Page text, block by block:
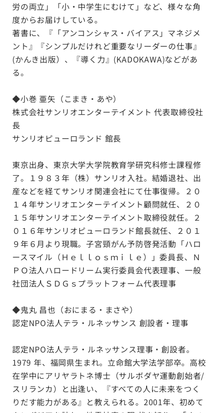
労の両立」「小・中学生にむけて」など、様々な角
度からお届けしている。
著書に、『「アンコンシャス・バイアス」マネジメ
ント』『シンプルだけれど重要なリーダーの仕事』
(かんき出版）、『導く力』(KADOKAWA)などがあ
る。
◆小巻 亜矢（こまき・あや）
株式会社サンリオエンターテイメント 代表取締役社
長
サンリオピューロランド 館長
東京出身、東京大学大学院教育学研究科修士課程修
了。１９８３年（株）サンリオ入社。結婚退社、出
産などを経てサンリオ関連会社にて仕事復帰。２０
１４年サンリオエンターテイメント顧問就任、２０
１５年サンリオエンターテイメント取締役就任。２
０１６年サンリオピューロランド館長就任、２０１
９年６月より現職。子宮頸がん予防啓発活動「ハロ
ースマイル（Ｈｅｌｌｏｓｍｉｌｅ）」委員長、Ｎ
ＰＯ法人ハロードリーム実行委員会代表理事、一般
社団法人ＳＤＧｓプラットフォーム代表理事
◆鬼丸 昌也（おにまる・まさや）
認定NPO法人テラ・ルネッサンス 創設者・理事
認定NPO法人テラ・ルネッサンス理事・創設者。
1979 年、福岡県生まれ。立命館大学法学部卒。高校
在学中にアリヤラトネ博士（サルボダヤ運動創始者/
スリランカ）と出逢い、『すべての人に未来をつく
りだす能力がある』と教えられる。2001年、初めて